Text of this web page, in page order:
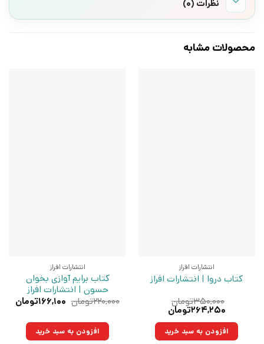
نظرات (0)
محصولات مشابه
انتشارات افراز
کتاب دروا | انتشارات افراز
۳۵۰,۰۰۰تومان
قیمت
۳۵۰,۰۰۰تومان
بود.
۲۶۴,۲۵۰تومان
۲۶۴,۲۵۰تومان.افزودن به سبد خرید
انتشارات افراز
کتاب برایم آوازی بخوان
حسون | انتشارات افراز
۲۲۰,۰۰۰تومان قیمت
بود.
۱۶۶,۱۰۰تومان
افزودن به سبد خرید